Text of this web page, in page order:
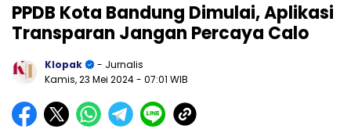
PPDB Kota Bandung Dimulai, Aplikasi
Transparan Jangan Percaya Calo
Klopak
- Jurnalis
Kamis, 23 Mei 2024- 07:01 WIB